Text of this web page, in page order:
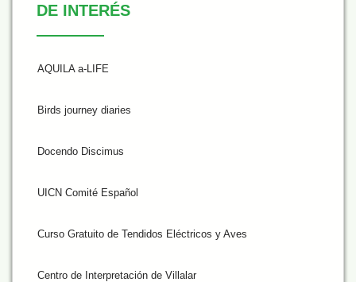
DE INTERÉS
AQUILA a-LIFE
Birds journey diaries
Docendo Discimus
UICN Comité Español
Curso Gratuito de Tendidos Eléctricos y Aves
Centro de Interpretación de Villalar